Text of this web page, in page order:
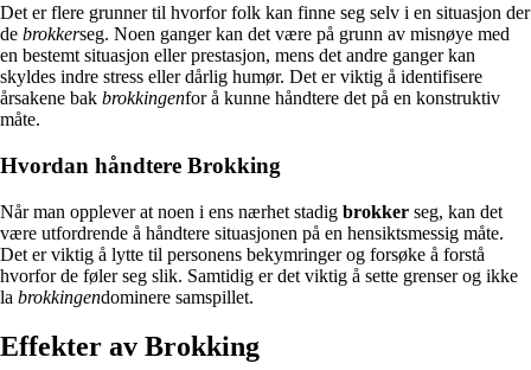
Det er flere grunner til hvorfor folk kan finne seg selv i en situasjon der
de brokkerseg. Noen ganger kan det være på grunn av misnøye med
en bestemt situasjon eller prestasjon, mens det andre ganger kan
skyldes indre stress eller dårlig humør. Det er viktig å identifisere
årsakene bak brokkingenfor å kunne håndtere det på en konstruktiv
måte.
Hvordan håndtere Brokking
Når man opplever at noen i ens nærhet stadig brokker seg, kan det
være utfordrende å håndtere situasjonen på en hensiktsmessig måte.
Det er viktig å lytte til personens bekymringer og forsøke å forstå
hvorfor de føler seg slik. Samtidig er det viktig å sette grenser og ikke
la brokkingendominere samspillet.
Effekter av Brokking